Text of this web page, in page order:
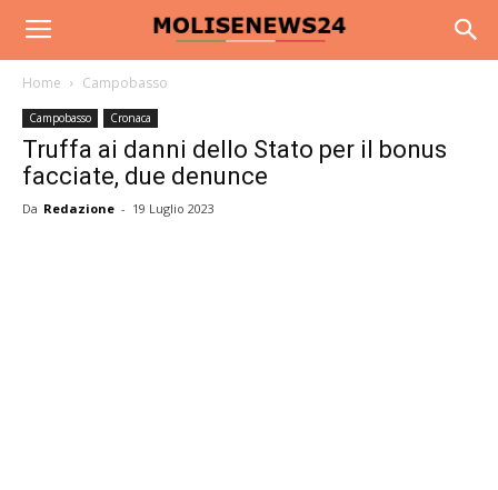
Home Campobasso
Campobasso Cronaca
Truffa ai danni dello Stato per il bonus
facciate, due denunce
Da Redazione - 19 Luglio 2023